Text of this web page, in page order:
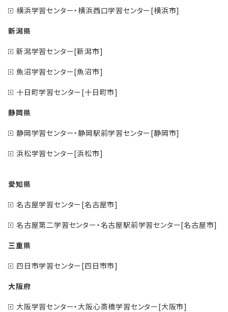
横浜学習センター・横浜西口学習センター[横浜市]
新潟県
新潟学習センター[新潟市]
魚沼学習センター[魚沼市]
十日町学習センター[十日町市]
静岡県
静岡学習センター・静岡駅前学習センター[静岡市]
浜松学習センター[浜松市]
愛知県
名古屋学習センター[名古屋市]
名古屋第二学習センター・名古屋駅前学習センター[名古屋市]
三重県
四日市学習センター[四日市市]
大阪府
大阪学習センター・大阪心斎橋学習センター[大阪市]